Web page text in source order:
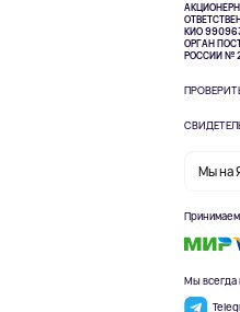
КИО
ОРГАН
РОССИИ №
Мы на
Принимаем
Мы всегда